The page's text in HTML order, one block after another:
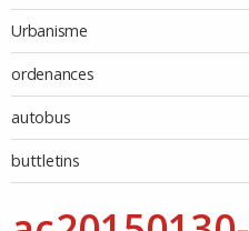
Urbanisme
ordenances
autobus
buttletins